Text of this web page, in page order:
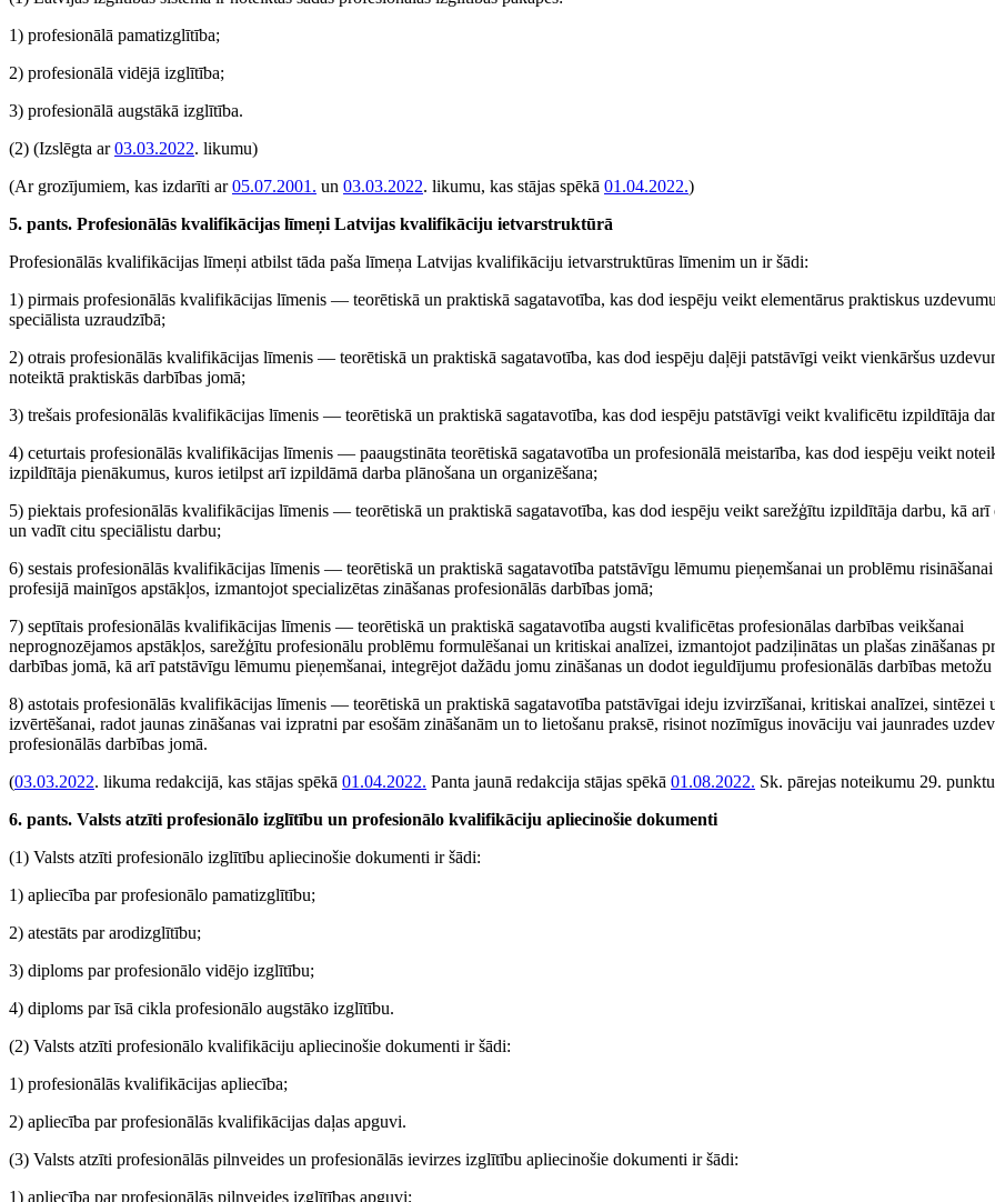
1) profesionālā pamatizglītība;
2) profesionālā vidējā izglītība;
3) profesionālā augstākā izglītība.
(2) (Izslēgta ar03.03.2022. likumu)
(Ar grozījumiem, kas izdarīti ar05.07.2001. un 03.03.2022. likumu, kas stājas spēkā 01.04.2022.)
5. pants. Profesionālās kvalifikācijas līmeņi Latvijas kvalifikāciju ietvarstruktūrā
Profesionālās kvalifikācijas līmeņi atbilst tāda paša līmeņa Latvijas kvalifikāciju ietvarstruktūras līmenim un ir šādi:
1) pirmais profesionālās kvalifikācijas līmenis — teorētiskā un praktiskā sagatavotība, kas dod iespēju veikt elementārus praktiskus
speciālista uzraudzībā;
2) otrais profesionālās kvalifikācijas līmenis — teorētiskā un praktiskā sagatavotība, kas dod iespēju daļēji patstāvīgi veikt vienkāršus
noteiktā praktiskās darbības jomā;
3) trešais profesionālās kvalifikācijas līmenis — teorētiskā un praktiskā sagatavotība, kas dod iespēju patstāvīgi veikt kvalificētu izpildītāja
4) ceturtais profesionālās kvalifikācijas līmenis — paaugstināta teorētiskā sagatavotība un profesionālā meistarība, kas dod iespēju veikt
izpildītāja pienākumus, kuros ietilpst arī izpildāmā darba plānošana un organizēšana;
5) piektais profesionālās kvalifikācijas līmenis — teorētiskā un praktiskā sagatavotība, kas dod iespēju veikt sarežģītu izpildītāja darbu, kā arī
un vadīt citu speciālistu darbu;
6) sestais profesionālās kvalifikācijas līmenis — teorētiskā un praktiskā sagatavotība patstāvīgu lēmumu pieņemšanai un problēmu
profesijā mainīgos apstākļos, izmantojot specializētas zināšanas profesionālās darbības jomā;
7) septītais profesionālās kvalifikācijas līmenis — teorētiskā un praktiskā sagatavotība augsti kvalificētas profesionālas darbības veikšanai
neprognozējamos apstākļos, sarežģītu profesionālu problēmu formulēšanai un kritiskai analīzei, izmantojot padziļinātas un plašas zināšanas
darbības jomā, kā arī patstāvīgu lēmumu pieņemšanai, integrējot dažādu jomu zināšanas un dodot ieguldījumu profesionālās darbības metožu
8) astotais profesionālās kvalifikācijas līmenis — teorētiskā un praktiskā sagatavotība patstāvīgai ideju izvirzīšanai, kritiskai analīzei, sintēzei
izvērtēšanai, radot jaunas zināšanas vai izpratni par esošām zināšanām un to lietošanu praksē, risinot nozīmīgus inovāciju vai jaunrades
profesionālās darbības jomā.
(03.03.2022. likuma redakcijā, kas stājas spēkā 01.04.2022. Panta jaunā redakcija stājas spēkā 01.08.2022. Sk. pārejas noteikumu 29.
6. pants. Valsts atzīti profesionālo izglītību un profesionālo kvalifikāciju apliecinošie dokumenti
(1) Valsts atzīti profesionālo izglītību apliecinošie dokumenti ir šādi:
1) apliecība par profesionālo pamatizglītību;
2) atestāts par arodizglītību;
3) diploms par profesionālo vidējo izglītību;
4) diploms par īsā cikla profesionālo augstāko izglītību.
(2) Valsts atzīti profesionālo kvalifikāciju apliecinošie dokumenti ir šādi:
1) profesionālās kvalifikācijas apliecība;
2) apliecība par profesionālās kvalifikācijas daļas apguvi.
(3) Valsts atzīti profesionālās pilnveides un profesionālās ievirzes izglītību apliecinošie dokumenti ir šādi:
1) apliecība par profesionālās pilnveides izglītības apguvi;